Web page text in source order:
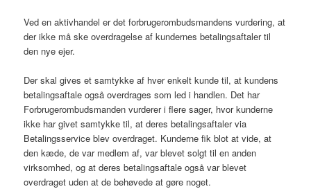
Ved en aktivhandel er det forbrugerombudsmandens vurdering, at
der ikke må ske overdragelse af kundernes betalingsaftaler til
den nye ejer.
Der skal gives et samtykke af hver enkelt kunde til, at kundens
betalingsaftale også overdrages som led i handlen. Det har
Forbrugerombudsmanden vurderer i flere sager, hvor kunderne
ikke har givet samtykke til, at deres betalingsaftaler via
Betalingsservice blev overdraget. Kunderne fik blot at vide, at
den kæde, de var medlem af, var blevet solgt til en anden
virksomhed, og at deres betalingsaftale også var blevet
overdraget uden at de behøvede at gøre noget.